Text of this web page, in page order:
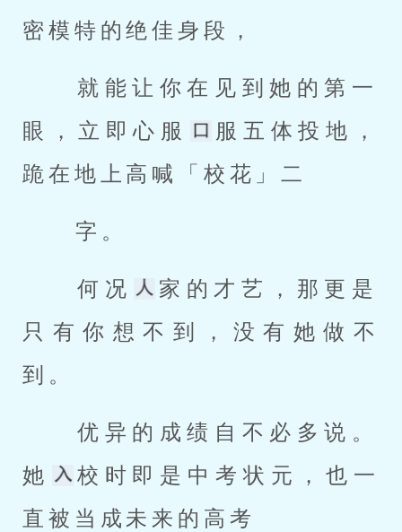
密模特的绝佳身段，
眼，立即心服
服五体投地，
跪在地上高喊「校花」二
字。
何况
家的才艺，那更是
只有你想不到，没有她做不
到。
她
校时即是中考状元，也一
直被当成未来的高考